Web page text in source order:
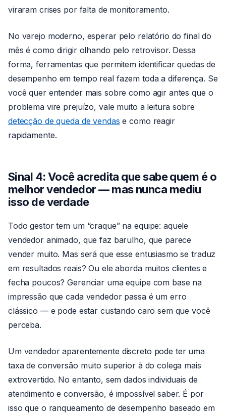
viraram crises por falta de monitoramento.
No varejo moderno, esperar pelo relatório do final do
mês é como dirigir olhando pelo retrovisor. Dessa
forma, ferramentas que permitem identificar quedas de
desempenho em tempo real fazem toda a diferença. Se
você quer entender mais sobre como agir antes que o
problema vire prejuízo, vale muito a leitura sobre
detecção de queda de vendas e como reagir
rapidamente.
Sinal 4: Você acredita que sabe quem é o
melhor vendedor — mas nunca mediu
isso de verdade
Todo gestor tem um “craque” na equipe: aquele
vendedor animado, que faz barulho, que parece
vender muito. Mas será que esse entusiasmo se traduz
em resultados reais? Ou ele aborda muitos clientes e
fecha poucos? Gerenciar uma equipe com base na
impressão que cada vendedor passa é um erro
clássico — e pode estar custando caro sem que você
perceba.
Um vendedor aparentemente discreto pode ter uma
taxa de conversão muito superior à do colega mais
extrovertido. No entanto, sem dados individuais de
atendimento e conversão, é impossível saber. É por
isso que o ranqueamento de desempenho baseado em